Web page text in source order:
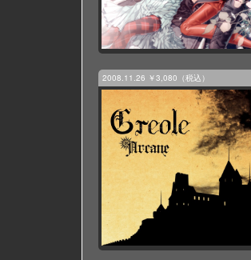
2008.11.26 ￥3,080（税込）